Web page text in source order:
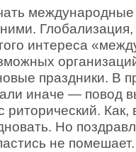
международные
интереса
праздники. В
иначе — повод
риторический. Как,
Но
не помешает.